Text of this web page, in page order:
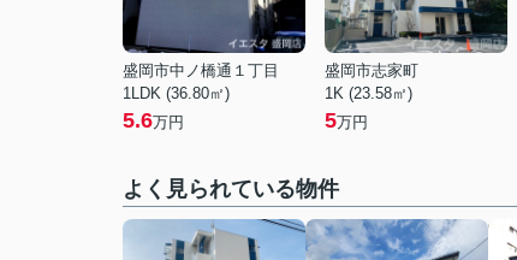
盛岡市中ノ橋通１丁目
1LDK (36.80㎡)
5.6万円
盛岡市志家町
1K (23.58㎡)
5万円
よく見られている物件